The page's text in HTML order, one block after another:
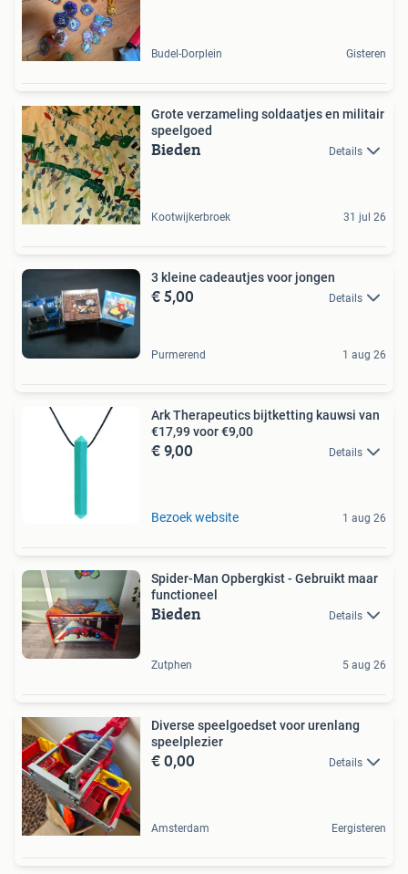
Budel-Dorplein Gisteren
Grote verzameling soldaatjes en militair
speelgoed
Bieden Details
Kootwijkerbroek 31 jul 26
3 kleine cadeautjes voor jongen
€ 5,00 Details
Purmerend 1 aug 26
Ark Therapeutics bijtketting kauwsi van
€17,99 voor €9,00
€ 9,00 Details
Bezoek website 1 aug 26
Spider-Man Opbergkist - Gebruikt maar
functioneel
Bieden Details
Zutphen 5 aug 26
Diverse speelgoedset voor urenlang
speelplezier
€ 0,00 Details
Amsterdam Eergisteren